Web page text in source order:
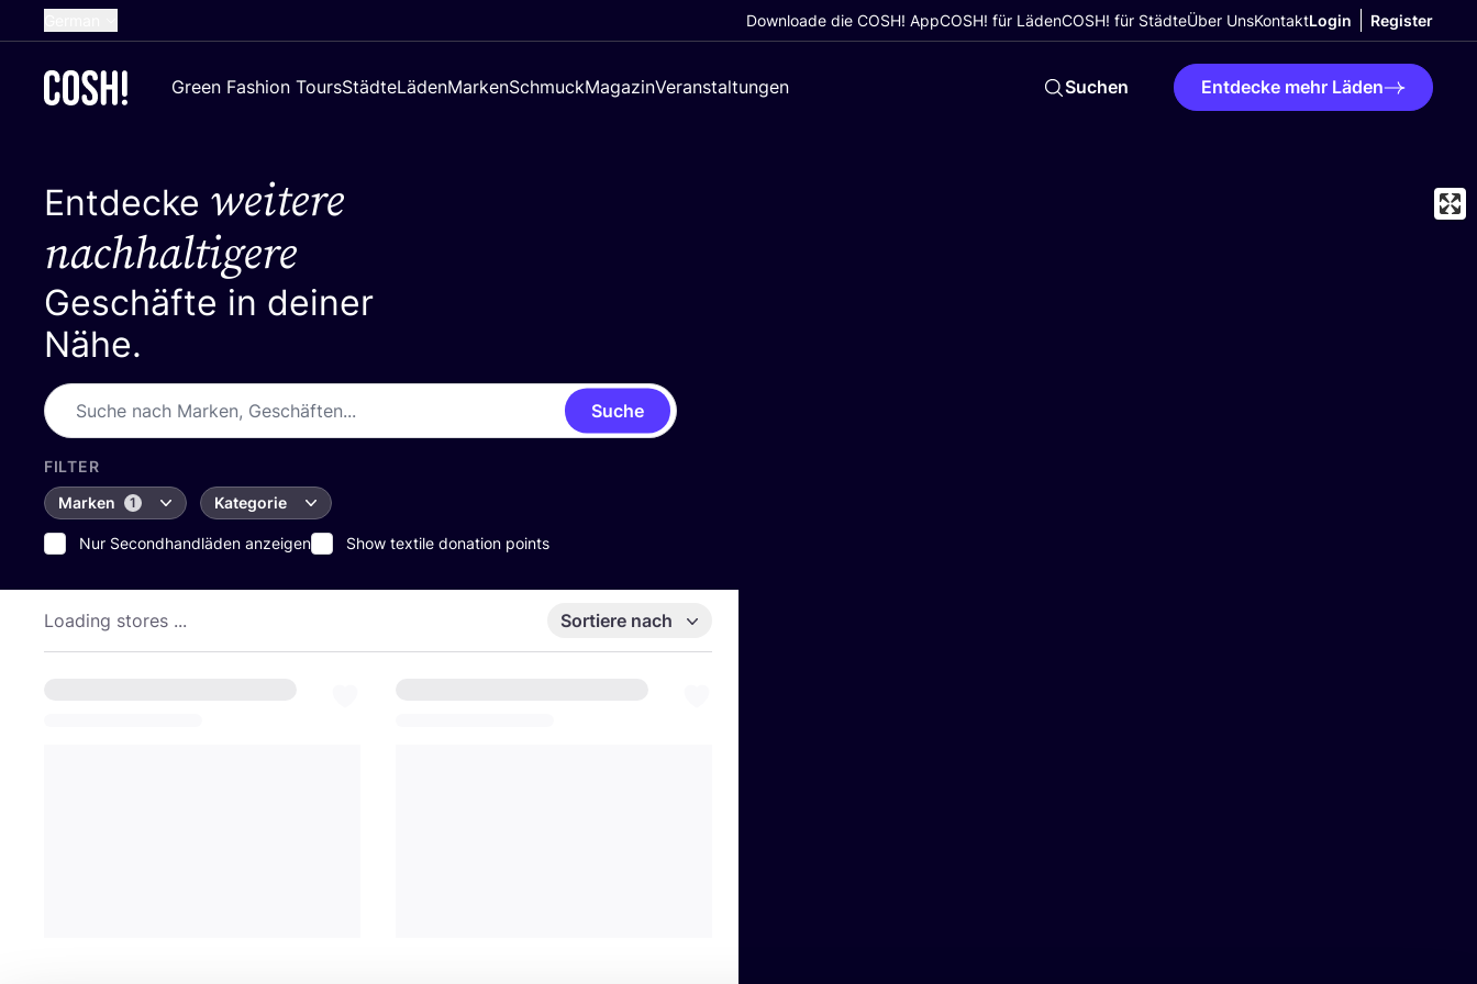
Dutch
Spanish
Downloade die COSH! AppCOSH! für LädenCOSH! für StädteÜber UnsKontaktLogin Register
Green Fashion ToursStädteLädenMarkenSchmuckMagazinVeranstaltungen Suchen Entdecke mehr Läden
Entdecke weitere
nachhaltigere
Geschäfte in deiner
Nähe.
Suche
FILTER
Marken
1 Kategorie
Nur Secondhandläden anzeigen Show textile donation points
Loading stores ... Sortiere nach